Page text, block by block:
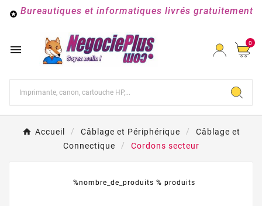
 Bureautiques et informatiques livrés gratuitement
 0
Accueil Câblage et Périphérique
Câblage et
Connectique
Cordons secteur
%nombre_de_produits % produits